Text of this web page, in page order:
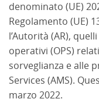
denominato (UE)
Regolamento (UE)
l’Autorità (AR),
operativi (OPS)
sorveglianza e alle
Services (AMS).
marzo 2022.